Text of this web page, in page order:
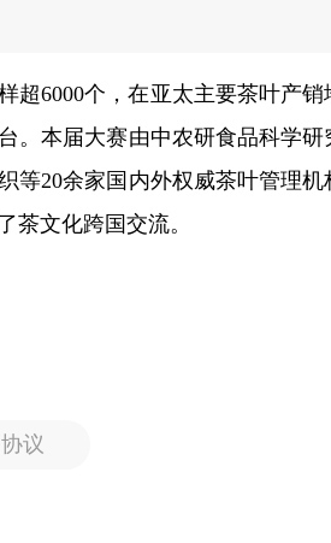
超6000个，在亚太主要茶叶产销
。本届大赛由中农研食品科学研
等20余家国内外权威茶叶管理机
茶文化跨国交流。
议